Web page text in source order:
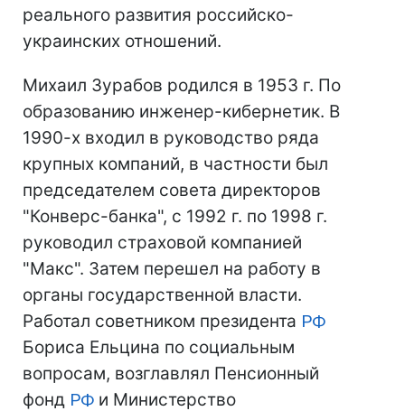
реального развития российско-
украинских отношений.
Михаил Зурабов родился в 1953 г. По
образованию инженер-кибернетик. В
1990-х входил в руководство ряда
крупных компаний, в частности был
председателем совета директоров
"Конверс-банка", с 1992 г. по 1998 г.
руководил страховой компанией
"Макс". Затем перешел на работу в
органы государственной власти.
Работал советником президента РФ
Бориса Ельцина по социальным
вопросам, возглавлял Пенсионный
фонд РФ и Министерство